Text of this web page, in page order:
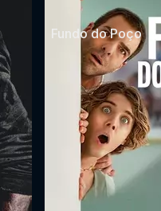
Fundo do Poço